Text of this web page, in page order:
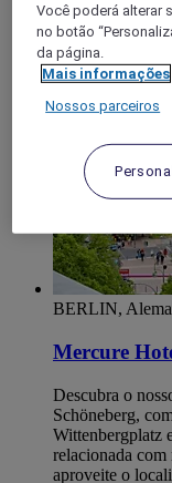
4,2/5Rated
BERLIN,
Mercure
Descubra o
Schöneberg,
Wittenbergplatz
relacionada
aproveite o
Você poderá alterar
no botão
da página.
Mais informações
Nossos parceiros